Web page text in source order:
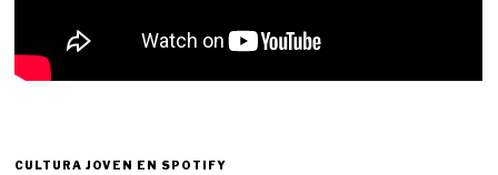
CULTURA JOVEN EN SPOTIFY